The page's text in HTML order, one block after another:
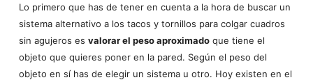
Lo primero que has de tener en cuenta a la hora de buscar un
sistema alternativo a los tacos y tornillos para colgar cuadros
sin agujeros es valorar el peso aproximadoque tiene el
objeto que quieres poner en la pared. Según el peso del
objeto en sí has de elegir un sistema u otro. Hoy existen en el